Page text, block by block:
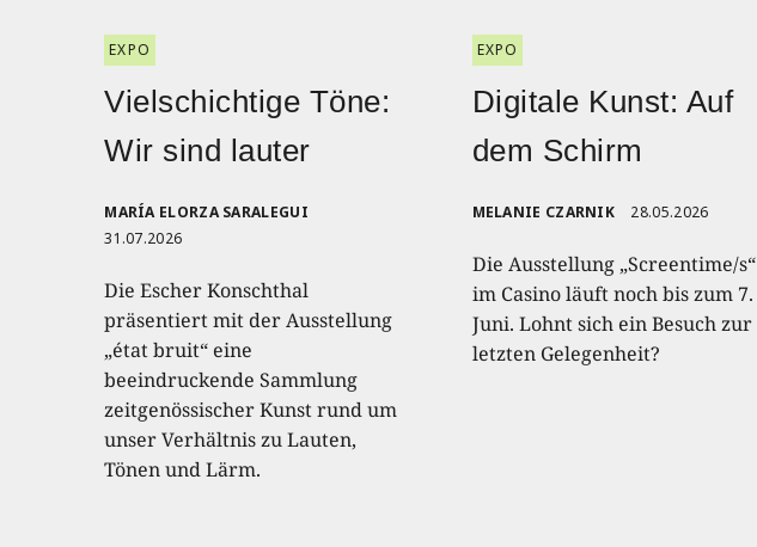
EXPO
Vielschichtige Töne:
Wir sind lauter
MARÍA ELORZA SARALEGUI
31.07.2026
Die Escher Konschthal
präsentiert mit der Ausstellung
„état bruit“ eine
beeindruckende Sammlung
zeitgenössischer Kunst rund um
unser Verhältnis zu Lauten,
Tönen und Lärm.
EXPO
Digitale Kunst: Auf
dem Schirm
MELANIE CZARNIK 28.05.2026
Die Ausstellung „Screentime/s“
im Casino läuft noch bis zum 7.
Juni. Lohnt sich ein Besuch zur
letzten Gelegenheit?